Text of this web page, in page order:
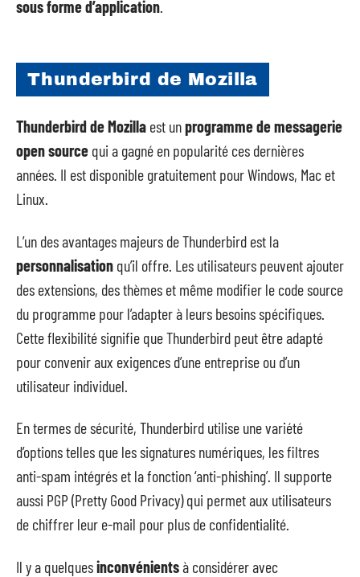
sous forme d’application.
Thunderbird de Mozilla
Thunderbird de Mozilla est unprogramme de messagerie
open source qui a gagné en popularité ces dernières
années. Il est disponible gratuitement pour Windows, Mac et
Linux.
L’un des avantages majeurs de Thunderbird est la
personnalisation qu’il offre. Les utilisateurs peuvent ajouter
des extensions, des thèmes et même modifier le code source
du programme pour l’adapter à leurs besoins spécifiques.
Cette flexibilité signifie que Thunderbird peut être adapté
pour convenir aux exigences d’une entreprise ou d’un
utilisateur individuel.
En termes de sécurité, Thunderbird utilise une variété
d’options telles que les signatures numériques, les filtres
anti-spam intégrés et la fonction ‘anti-phishing’. Il supporte
aussi PGP (Pretty Good Privacy) qui permet aux utilisateurs
de chiffrer leur e-mail pour plus de confidentialité.
Il y a quelquesinconvénientsà considérer avec